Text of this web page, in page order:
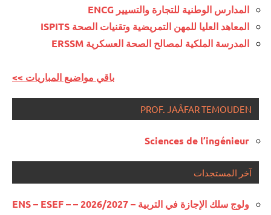
المدارس الوطنية للتجارة والتسيير ENCG
المعاهد العليا للمهن التمريضية وتقنيات الصحة ISPITS
المدرسة الملكية لمصالح الصحة العسكرية ERSSM
<< باقي مواضيع المباريات
PROF. JAÂFAR TEMOUDEN
Sciences de l’ingénieur
آخر المستجدات
ولوج سلك الإجازة في التربية – 2026/2027 – ENS – ESEF –